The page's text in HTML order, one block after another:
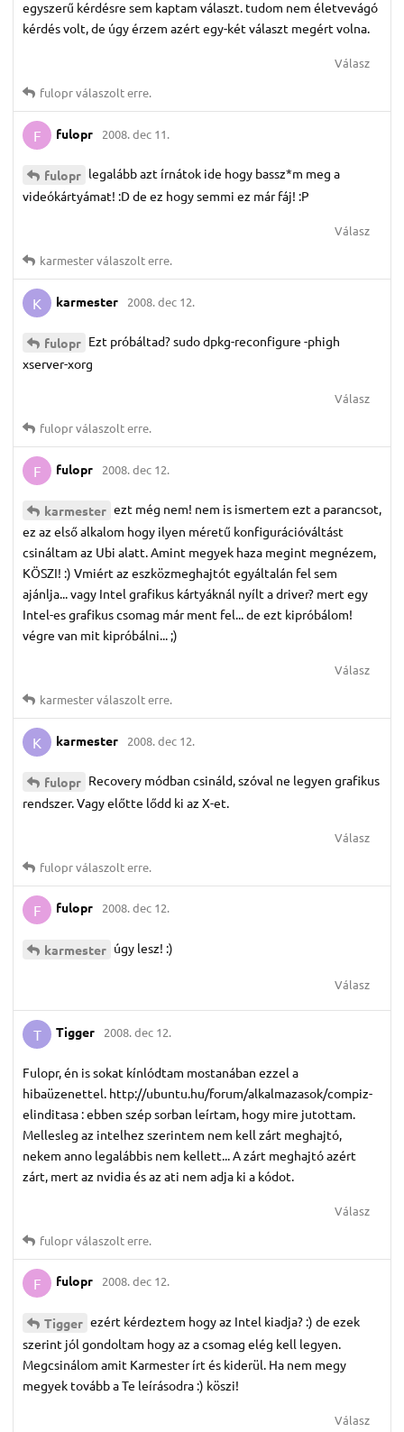
egyszerű kérdésre sem kaptam választ. tudom nem életvevágó
kérdés volt, de úgy érzem azért egy-két választ megért volna.
Válasz
fuloprválaszolt erre.
F fulopr 2008. dec 11.
fulopr legalább azt írnátok ide hogy bassz*m meg a
videókártyámat! :D de ez hogy semmi ez már fáj! :P
Válasz
karmesterválaszolt erre.
K karmester 2008. dec 12.
fulopr Ezt próbáltad? sudo dpkg-reconfigure -phigh
xserver-xorg
Válasz
fuloprválaszolt erre.
F fulopr 2008. dec 12.
karmester ezt még nem! nem is ismertem ezt a parancsot,
ez az első alkalom hogy ilyen méretű konfigurációváltást
csináltam az Ubi alatt. Amint megyek haza megint megnézem,
KÖSZI! :) Vmiért az eszközmeghajtót egyáltalán fel sem
ajánlja... vagy Intel grafikus kártyáknál nyílt a driver? mert egy
Intel-es grafikus csomag már ment fel... de ezt kipróbálom!
végre van mit kipróbálni... ;)
Válasz
karmesterválaszolt erre.
K karmester 2008. dec 12.
fulopr Recovery módban csináld, szóval ne legyen grafikus
rendszer. Vagy előtte lődd ki az X-et.
Válasz
fuloprválaszolt erre.
F fulopr 2008. dec 12.
karmester úgy lesz! :)
Válasz
T Tigger 2008. dec 12.
Fulopr, én is sokat kínlódtam mostanában ezzel a
hibaüzenettel. http://ubuntu.hu/forum/alkalmazasok/compiz-
elinditasa : ebben szép sorban leírtam, hogy mire jutottam.
Mellesleg az intelhez szerintem nem kell zárt meghajtó,
nekem anno legalábbis nem kellett... A zárt meghajtó azért
zárt, mert az nvidia és az ati nem adja ki a kódot.
Válasz
fuloprválaszolt erre.
F fulopr 2008. dec 12.
Tigger ezért kérdeztem hogy az Intel kiadja? :) de ezek
szerint jól gondoltam hogy az a csomag elég kell legyen.
Megcsinálom amit Karmester írt és kiderül. Ha nem megy
megyek tovább a Te leírásodra :) köszi!
Válasz